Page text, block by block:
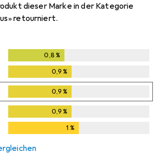
dieser Marke in der Kategorie
retourniert.
0,8 %
0,9%
0,9%
0,9%
1 %